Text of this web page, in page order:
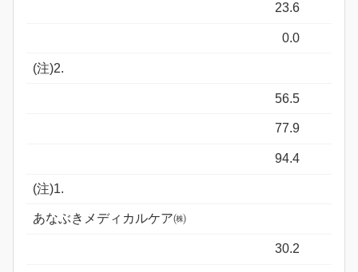
23.6
0.0
(注)2.
56.5
77.9
94.4
(注)1.
あなぶきメディカルケア㈱
30.2